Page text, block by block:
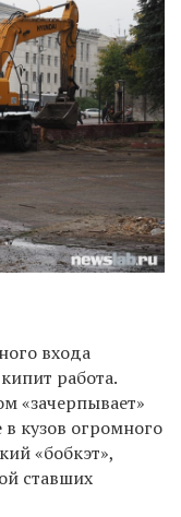
входа
работа.
«зачерпывает»
в кузов огромного
«бобкэт»,
ставших